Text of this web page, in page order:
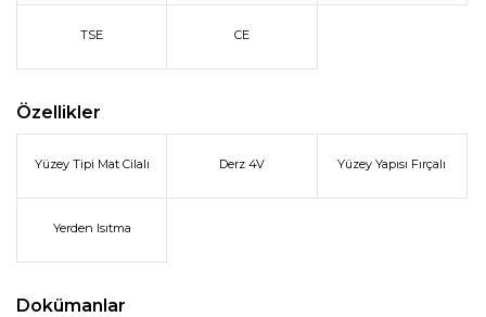
TSE CE
Özellikler
Yüzey Tipi Mat Cilalı Derz 4V Yüzey Yapısı Fırçalı
Yerden Isıtma
Dokümanlar